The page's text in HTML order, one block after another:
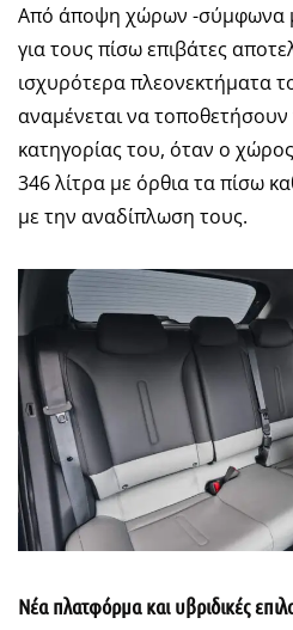
Από άποψη χώρων -σύμφωνα
για τους πίσω επιβάτες
ισχυρότερα πλεονεκτήματα
αναμένεται να
κατηγορίας του, όταν ο
346 λίτρα με όρθια τα πίσω
με την αναδίπλωση τους.
Νέα πλατφόρμα και υβριδικές